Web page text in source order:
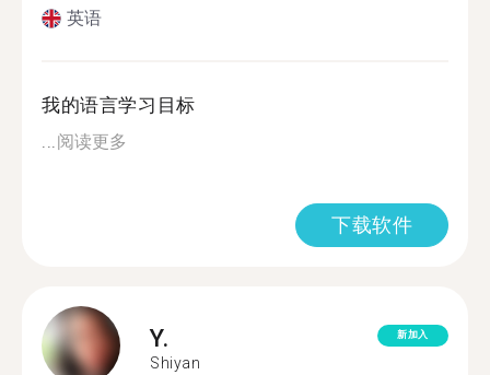
英语
我的语言学习目标
...阅读更多
下载软件
Y.
Shiyan
新加入